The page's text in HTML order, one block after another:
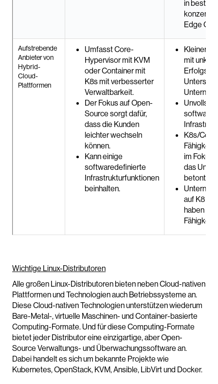
in
Edge
Aufstrebende
Anbieter von
Hybrid-
Cloud-
Plattformen
Umfasst Core-
Hypervisor mit KVM
oder Container mit
K8s mit verbesserter
Verwaltbarkeit.
Der Fokus auf Open-
Source sorgt dafür,
dass die Kunden
leichter wechseln
können.
Kann einige
softwaredefinierte
Infrastrukturfunktionen
beinhalten.
Kleinere
mit
K8s/
Fähigkeit
im Fokus
das
betont.
auf K8
haben
Fähigkeit.
Wichtige Linux-Distributoren
Alle großen Linux-Distributoren bieten neben Cloud-nativen
Plattformen und Technologien auch Betriebssysteme an.
Diese Cloud-nativen Technologien unterstützen wiederum
Bare-Metal-, virtuelle Maschinen- und Container-basierte
Computing-Formate. Und für diese Computing-Formate
bietet jeder Distributor eine einzigartige, aber Open-
Source Verwaltungs- und Überwachungssoftware an.
Dabei handelt es sich um bekannte Projekte wie
Kubernetes, OpenStack, KVM, Ansible, LibVirt und Docker.